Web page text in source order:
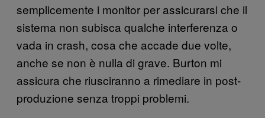
semplicemente i monitor per assicurarsi che il
sistema non subisca qualche interferenza o
vada in crash, cosa che accade due volte,
anche se non è nulla di grave. Burton mi
assicura che riusciranno a rimediare in post-
produzione senza troppi problemi.